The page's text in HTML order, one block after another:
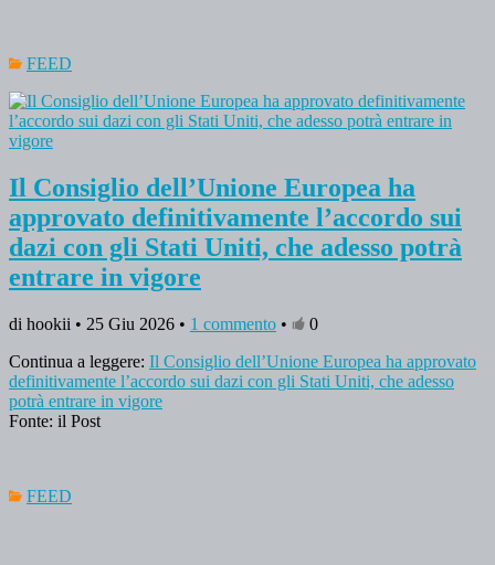
FEED
Il Consiglio dell’Unione Europea ha
approvato definitivamente l’accordo sui
dazi con gli Stati Uniti, che adesso potrà
entrare in vigore
di hookii • 25 Giu 2026 • 1 commento •
0
Continua a leggere: Il Consiglio dell’Unione Europea ha approvato
definitivamente l’accordo sui dazi con gli Stati Uniti, che adesso
potrà entrare in vigore
Fonte: il Post
FEED